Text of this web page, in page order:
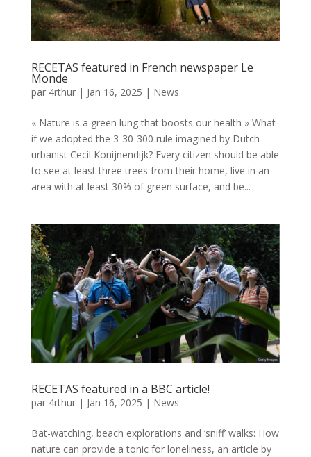
RECETAS featured in French newspaper Le
Monde
par 4rthur| Jan 16, 2025 | News
« Nature is a green lung that boosts our health » What
if we adopted the 3-30-300 rule imagined by Dutch
urbanist Cecil Konijnendijk? Every citizen should be able
to see at least three trees from their home, live in an
area with at least 30% of green surface, and be...
RECETAS featured in a BBC article!
par 4rthur| Jan 16, 2025 | News
Bat-watching, beach explorations and ‘sniff’ walks: How
nature can provide a tonic for loneliness, an article by